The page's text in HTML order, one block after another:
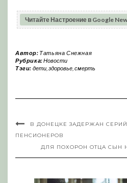
Читайте Настроение в Google
Автор: Татьяна Снежная
Рубрика:Новости
Тэги: дети, здоровье, смерть
В ДОНЕЦКЕ ЗАДЕРЖАН
ПЕНСИОНЕРОВ
ДЛЯ ПОХОРОН ОТЦА СЫН